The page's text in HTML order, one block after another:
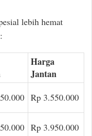
lebih hemat
Harga
Jantan
Rp 3.550.000
Rp 3.950.000